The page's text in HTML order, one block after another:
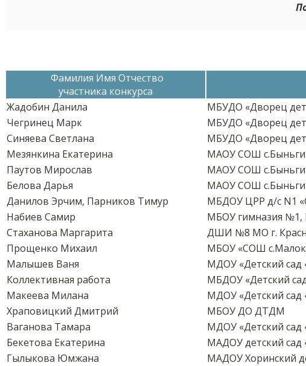
Фамилия Имя Отчество
участника конкурса
Жадобин Данила
МБУДО «Дворец
Чегринец Марк
МБУДО «Дворец
Синяева Светлана
МБУДО «Дворец
Мезянкина Екатерина
МАОУ СОШ с.Быньги
Паутов Мирослав
МАОУ СОШ с.Быньги
Белова Дарья
МАОУ СОШ с.Быньги
Данилов Эрчим, Парников Тимур
МБДОУ ЦРР д/с N1
Набиев Самир
МБОУ гимназия №1,
Стаханова Маргарита
ДШИ №8 МО г.
Прощенко Михаил
МБОУ «СОШ
Малышев Ваня
МДОУ «Детский сад
Коллективная работа
МБДОУ «Детский
Макеева Милана
МДОУ «Детский сад
Храповицкий Дмитрий
МБОУ ДО ДТДМ
Ваганова Тамара
МДОУ «Детский сад
Бекетова Екатерина
МАДОУ детский сад
Гылыкова Юмжана
МАДОУ Хоринский